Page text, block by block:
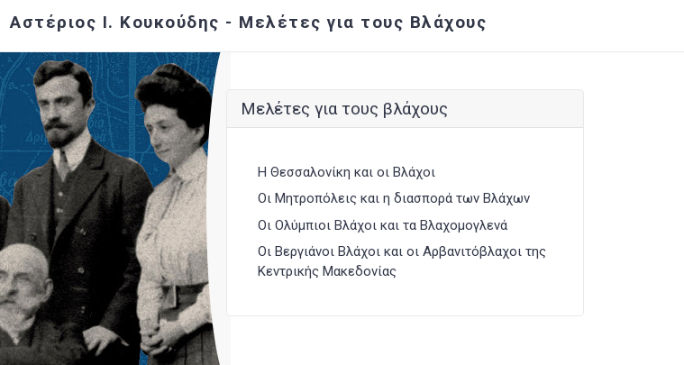
Αστέριος Ι. Κουκούδης - Μελέτες για τους Βλάχους
Μελέτες για τους βλάχους
Η Θεσσαλονίκη και οι Βλάχοι
Οι Μητροπόλεις και η διασπορά των Βλάχων
Οι Ολύμπιοι Βλάχοι και τα Βλαχομογλενά
Οι Βεργιάνοι Βλάχοι και οι Αρβανιτόβλαχοι της
Κεντρικής Μακεδονίας